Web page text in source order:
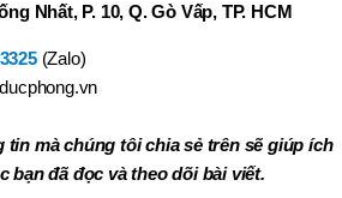
Nhất, P. 10, Q. Gò Vấp, TP. HCM
(Zalo)
mà chúng tôi chia sẻ trên sẽ giúp ích
bạn đã đọc và theo dõi bài viết.